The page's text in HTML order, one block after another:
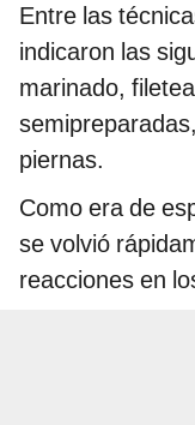
Entre las
indicaron las
marinado,
piernas.
Como era de
se volvió
reacciones en